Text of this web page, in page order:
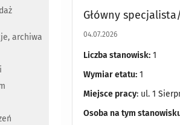
Główny
04.07.2026
Liczba stanowisk: 1
Wymiar etatu: 1
Miejsce pracy: ul. 1
Osoba na tym
archiwa